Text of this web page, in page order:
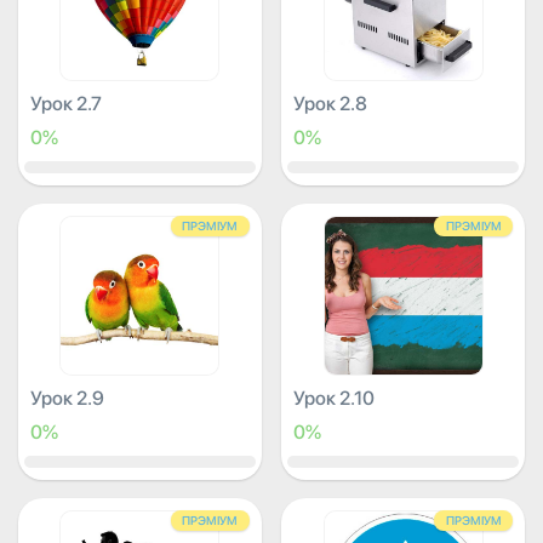
Урок 2.7
0%
Урок 2.8
0%
ПРЭМІУМ
Урок 2.9
0%
ПРЭМІУМ
Урок 2.10
0%
ПРЭМІУМ ПРЭМІУМ